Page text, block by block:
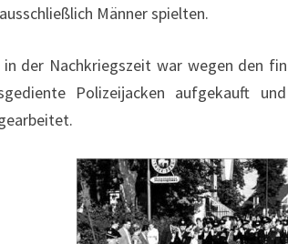
Männer spielten.
in der Nachkriegszeit war wegen den
Polizeijacken aufgekauft